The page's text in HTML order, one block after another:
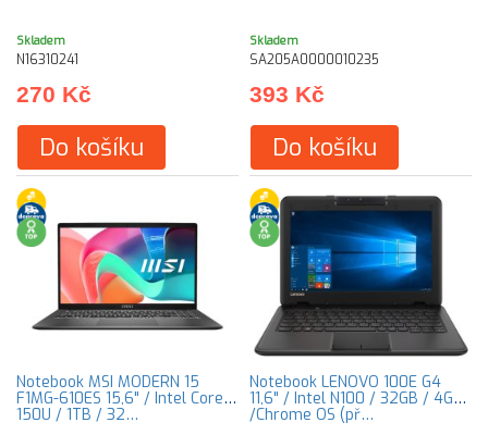
Skladem
N16310241
270 Kč
Do košíku
Skladem
SA205A0000010235
393 Kč
Do košíku
Notebook MSI MODERN 15
F1MG-610ES 15,6" / Intel Core 7
150U / 1TB / 32…
Notebook LENOVO 100E G4
11,6" / Intel N100 / 32GB / 4GB
/Chrome OS (př…